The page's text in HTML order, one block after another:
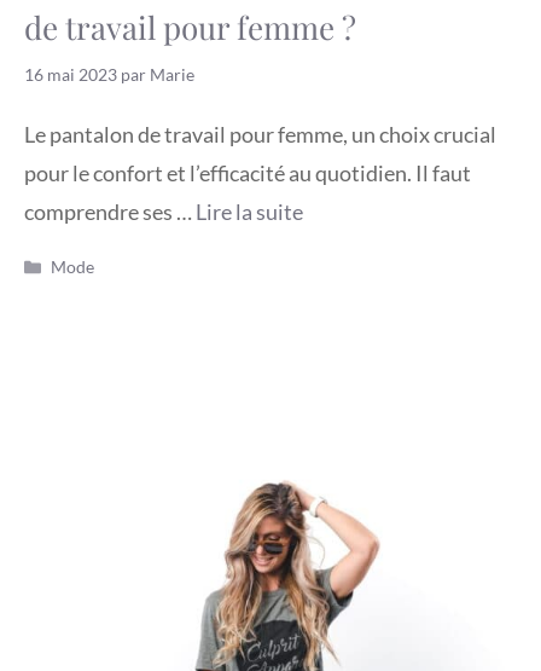
de travail pour femme ?
16 mai 2023 par Marie
Le pantalon de travail pour femme, un choix crucial
pour le confort et l’efficacité au quotidien. Il faut
comprendre ses …Lire la suite
Catégories
Mode